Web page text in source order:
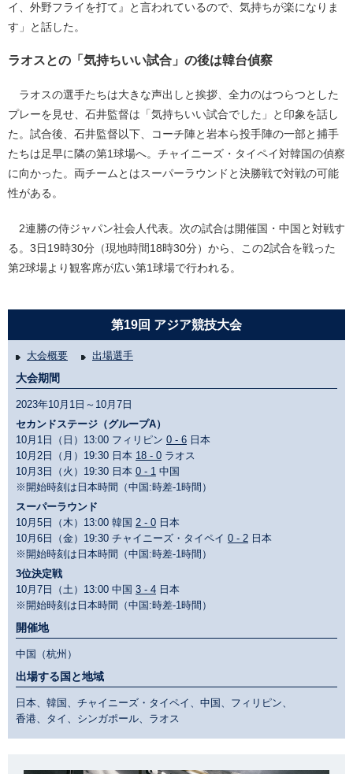
イ、外野フライを打て』と言われているので、気持ちが楽になりま
す」と話した。
ラオスとの「気持ちいい試合」の後は韓台偵察
ラオスの選手たちは大きな声出しと挨拶、全力のはつらつとした
プレーを見せ、石井監督は「気持ちいい試合でした」と印象を話し
た。試合後、石井監督以下、コーチ陣と岩本ら投手陣の一部と捕手
たちは足早に隣の第1球場へ。チャイニーズ・タイペイ対韓国の偵察
に向かった。両チームとはスーパーラウンドと決勝戦で対戦の可能
性がある。
2連勝の侍ジャパン社会人代表。次の試合は開催国・中国と対戦す
る。3日19時30分（現地時間18時30分）から、この2試合を戦った
第2球場より観客席が広い第1球場で行われる。
第19回 アジア競技大会
大会概要 出場選手
大会期間
2023年10月1日～10月7日
セカンドステージ（グループA）
10月1日（日）13:00 フィリピン 0 - 6 日本
10月2日（月）19:30 日本 18 - 0 ラオス
10月3日（火）19:30 日本 0 - 1 中国
※開始時刻は日本時間（中国:時差-1時間）
スーパーラウンド
10月5日（木）13:00 韓国 2 - 0 日本
10月6日（金）19:30 チャイニーズ・タイペイ 0 - 2 日本
※開始時刻は日本時間（中国:時差-1時間）
3位決定戦
10月7日（土）13:00 中国 3 - 4 日本
※開始時刻は日本時間（中国:時差-1時間）
開催地
中国（杭州）
出場する国と地域
日本、韓国、チャイニーズ・タイペイ、中国、フィリピン、
香港、タイ、シンガポール、ラオス